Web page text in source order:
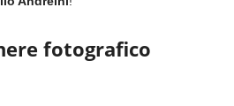
fotografico